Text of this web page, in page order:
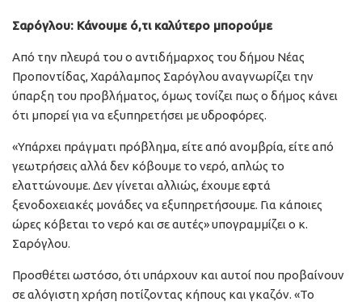
Σαρόγλου: Κάνουμε ό,τι καλύτερο μπορούμε
Από την πλευρά του ο αντιδήμαρχος του δήμου Νέας
Προποντίδας, Χαράλαμπος Σαρόγλου αναγνωρίζει την
ύπαρξη του προβλήματος, όμως τονίζει πως ο δήμος κάνει
ότι μπορεί για να εξυπηρετήσει με υδροφόρες.
«Υπάρχει πράγματι πρόβλημα, είτε από ανομβρία, είτε από
γεωτρήσεις αλλά δεν κόβουμε το νερό, απλώς το
ελαττώνουμε. Δεν γίνεται αλλιώς, έχουμε εφτά
ξενοδοχειακές μονάδες να εξυπηρετήσουμε. Για κάποιες
ώρες κόβεται το νερό και σε αυτές» υπογραμμίζει ο κ.
Σαρόγλου.
Προσθέτει ωστόσο, ότι υπάρχουν και αυτοί που προβαίνουν
σε αλόγιστη χρήση ποτίζοντας κήπους και γκαζόν. «Το